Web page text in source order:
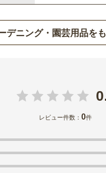
デニング・園芸用品を
レビュー件数：0件